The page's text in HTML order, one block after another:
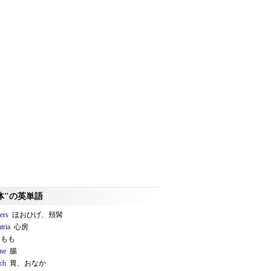
"の英単語
ほおひげ、頬髯
心房
もも
腸
胃、おなか